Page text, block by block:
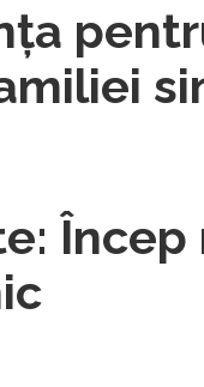
Încep